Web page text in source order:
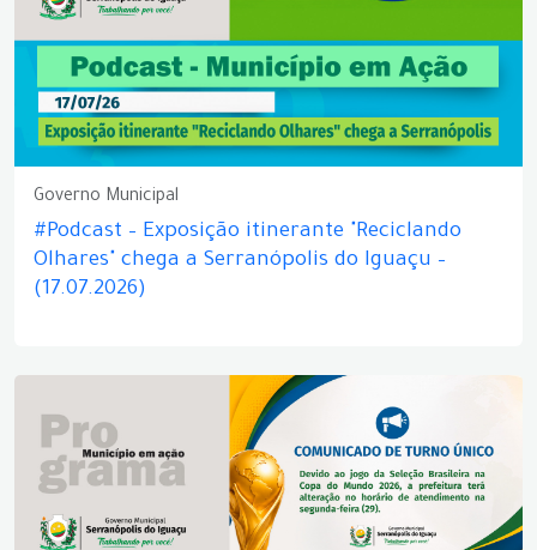
Governo Municipal
#Podcast – Exposição itinerante "Reciclando
Olhares" chega a Serranópolis do Iguaçu –
(17.07.2026)